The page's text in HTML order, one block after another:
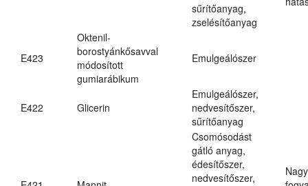
sűrítőanyag,
zselésítőanyag
E423
Oktenil-
borostyánkősavval
módosított
gumiarábikum
Emulgeálószer
E422 Glicerin
Emulgeálószer,
nedvesítőszer,
sűrítőanyag
Csomósodást
gátló anyag,
édesítőszer,
nedvesítőszer,